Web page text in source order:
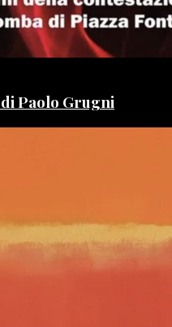
Paolo Grugni